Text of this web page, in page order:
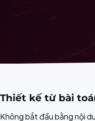
Thiết kế từ bài
Không bắt đầu bằng nội